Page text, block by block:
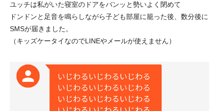
ユッチは私がいた寝室のドアをバンッと勢いよく閉めて
ドンドンと足音を鳴らしながら子ども部屋に籠った後、数分後に
SMSが届きました。
（キッズケータイなのでLINEやメールが使えません）